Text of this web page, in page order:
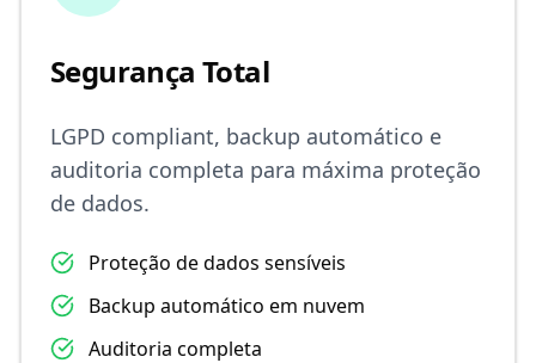
Segurança Total
LGPD compliant, backup automático e
auditoria completa para máxima proteção
de dados.
Proteção de dados sensíveis
Backup automático em nuvem
Auditoria completa